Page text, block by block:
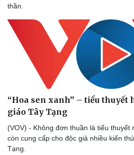
thần.
“Hoa sen xanh” – tiểu thuyết
giáo Tây Tạng
(VOV) - Không đơn thuần là tiểu thuyết
còn cung cấp cho độc giả nhiều kiến
Tạng.